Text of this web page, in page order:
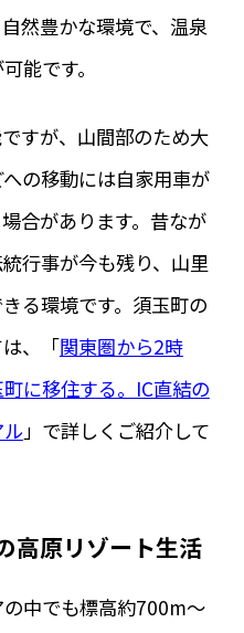
然豊かな環境で、温泉
能です。
すが、山間部のため大
の移動には自家用車が
合があります。昔なが
行事が今も残り、山里
る環境です。須玉町の
、「関東圏から2時
に移住する。IC直結の
」で詳しくご紹介して
高原リゾート生活
中でも標高約700m～